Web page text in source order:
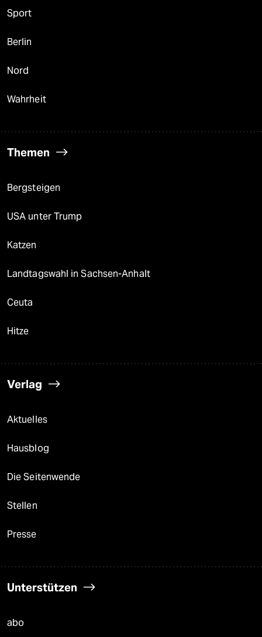
Sport
Berlin
Nord
Wahrheit
Themen
Bergsteigen
USA unter Trump
Katzen
Landtagswahl in Sachsen-Anhalt
Ceuta
Hitze
Verlag
Aktuelles
Hausblog
Die Seitenwende
Stellen
Presse
Unterstützen
abo